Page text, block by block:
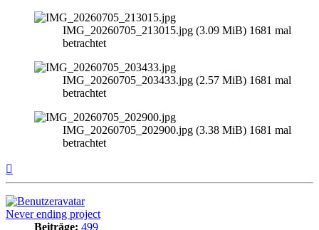
IMG_20260705_213015.jpg (3.09 MiB) 1681 mal
betrachtet
IMG_20260705_203433.jpg (2.57 MiB) 1681 mal
betrachtet
IMG_20260705_202900.jpg (3.38 MiB) 1681 mal
betrachtet
Never ending project
Beiträge: 499